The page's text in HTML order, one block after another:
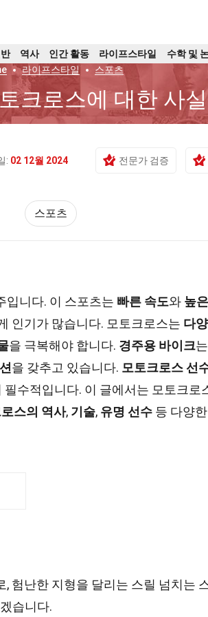
역사 인간 활동 라이프스타일 수학 및
라이프스타일 스포츠
크로스에 대한 사실
: 02 12월 2024 전문가 검증
스포츠
입니다. 이 스포츠는 빠른 속도와 높은
인기가 많습니다. 모토크로스는 다양
을 극복해야 합니다. 경주용 바이크는
을 갖추고 있습니다. 모토크로스 선
필수적입니다. 이 글에서는 모토크로
스의 역사, 기술, 유명 선수 등 다양한
험난한 지형을 달리는 스릴 넘치는
습니다.